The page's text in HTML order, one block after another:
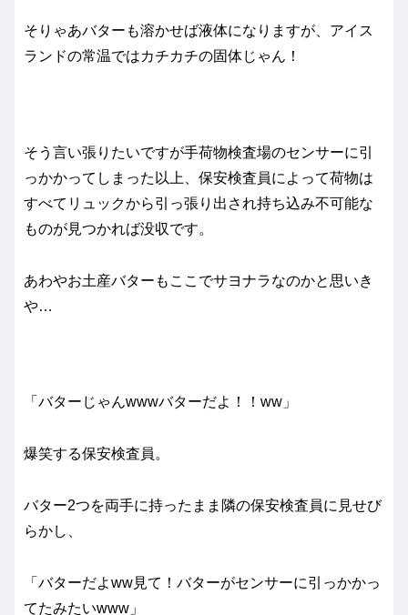
そりゃあバターも溶かせば液体になりますが、アイス
ランドの常温ではカチカチの固体じゃん！
そう言い張りたいですが手荷物検査場のセンサーに引
っかかってしまった以上、保安検査員によって荷物は
すべてリュックから引っ張り出され持ち込み不可能な
ものが見つかれば没収です。
あわやお土産バターもここでサヨナラなのかと思いき
や…
「バターじゃんwwwバターだよ！！ww」
爆笑する保安検査員。
バター2つを両手に持ったまま隣の保安検査員に見せび
らかし、
「バターだよww見て！バターがセンサーに引っかかっ
てたみたいwww」